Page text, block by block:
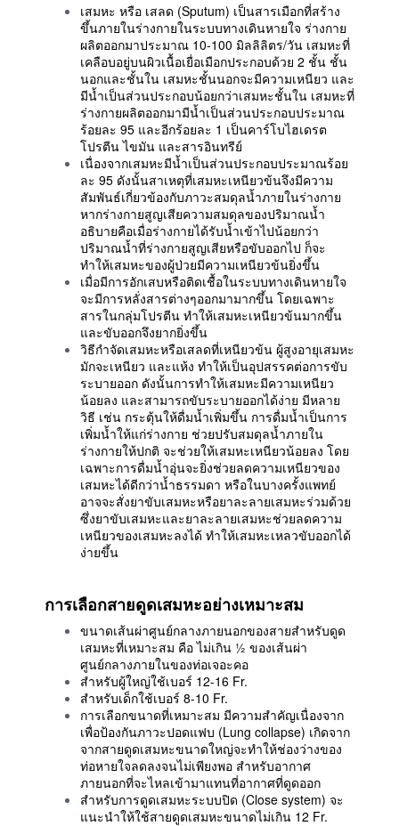
เสมหะ หรือ เสลด (Sputum) เป็นสารเมือกที่สร้าง
ขึ้นภายในร่างกายในระบบทางเดินหายใจ ร่างกาย
ผลิตออกมาประมาณ 10-100 มิลลิลิตร/วัน เสมหะที่
เคลือบอยู่บนผิวเนื้อเยื่อเมือกประกอบด้วย 2 ชั้น ชั้น
นอกและชั้นใน เสมหะชั้นนอกจะมีความเหนียว และ
มีน้ำเป็นส่วนประกอบน้อยกว่าเสมหะชั้นใน เสมหะที่
ร่างกายผลิตออกมามีน้ำเป็นส่วนประกอบประมาณ
ร้อยละ 95 และอีกร้อยละ 1 เป็นคาร์โบไฮเดรต
โปรตีน ไขมัน และสารอินทรีย์
เนื่องจากเสมหะมีน้ำเป็นส่วนประกอบประมาณร้อย
ละ 95 ดังนั้นสาเหตุที่เสมหะเหนียวข้นจึงมีความ
สัมพันธ์เกี่ยวข้องกับภาวะสมดุลน้ำภายในร่างกาย
หากร่างกายสูญเสียความสมดุลของปริมาณน้ำ
อธิบายคือเมื่อร่างกายได้รับน้ำเข้าไปน้อยกว่า
ปริมาณน้ำที่ร่างกายสูญเสียหรือขับออกไป ก็จะ
ทำให้เสมหะของผู้ป่วยมีความเหนียวข้นยิ่งขึ้น
เมื่อมีการอักเสบหรือติดเชื้อในระบบทางเดินหายใจ
จะมีการหลั่งสารต่างๆออกมามากขึ้น โดยเฉพาะ
สารในกลุ่มโปรตีน ทำให้เสมหะเหนียวข้นมากขึ้น
และขับออกจึงยากยิ่งขึ้น
วิธีกำจัดเสมหะหรือเสลดที่เหนียวข้น ผู้สูงอายุเสมหะ
มักจะเหนียว และแห้ง ทำให้เป็นอุปสรรคต่อการขับ
ระบายออก ดังนั้นการทำให้เสมหะมีความเหนียว
น้อยลง และสามารถขับระบายออกได้ง่าย มีหลาย
วิธี เช่น กระตุ้นให้ดื่มน้ำเพิ่มขึ้น การดื่มน้ำเป็นการ
เพิ่มน้ำให้แก่ร่างกาย ช่วยปรับสมดุลน้ำภายใน
ร่างกายให้ปกติ จะช่วยให้เสมหะเหนียวน้อยลง โดย
เฉพาะการดื่มน้ำอุ่นจะยิ่งช่วยลดความเหนียวของ
เสมหะได้ดีกว่าน้ำธรรมดา หรือในบางครั้งแพทย์
อาจจะสั่งยาขับเสมหะหรือยาละลายเสมหะร่วมด้วย
ซึ่งยาขับเสมหะและยาละลายเสมหะช่วยลดความ
เหนียวของเสมหะลงได้ ทำให้เสมหะเหลวขับออกได้
ง่ายขึ้น
การเลือกสายดูดเสมหะอย่างเหมาะสม
ขนาดเส้นผ่าศูนย์กลางภายนอกของสายสำหรับดูด
เสมหะที่เหมาะสม คือ ไม่เกิน ½ ของเส้นผ่า
ศูนย์กลางภายในของท่อเจอะคอ
สำหรับผู้ใหญ่ใช้เบอร์ 12-16 Fr.
สำหรับเด็กใช้เบอร์ 8-10 Fr.
การเลือกขนาดที่เหมาะสม มีความสำคัญเนื่องจาก
เพื่อป้องกันภาวะปอดแฟบ (Lung collapse) เกิดจาก
จากสายดูดเสมหะขนาดใหญ่จะทำให้ช่องว่างของ
ท่อหายใจลดลงจนไม่เพียงพอ สำหรับอากาศ
ภายนอกที่จะไหลเข้ามาแทนที่อากาศที่ดูดออก
สำหรับการดูดเสมหะระบบปิด (Close system) จะ
แนะนำให้ใช้สายดูดเสมหะขนาดไม่เกิน 12 Fr.